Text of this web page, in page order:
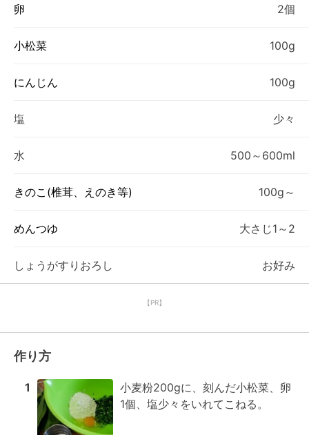
卵 2個
小松菜 100g
にんじん 100g
塩 少々
水 500～600ml
きのこ(椎茸、えのき等) 100g～
めんつゆ 大さじ1～2
しょうがすりおろし お好み
【PR】
作り方
1
小麦粉200gに、刻んだ小松菜、卵
1個、塩少々をいれてこねる。